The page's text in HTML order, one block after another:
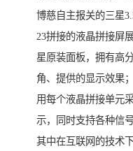
博慈自主报关的三星
23拼接的液晶拼接屏
星原装面板，拥有高
角、提供的显示效果
用每个液晶拼接单元
示，同时支持各种信
其中在互联网的技术